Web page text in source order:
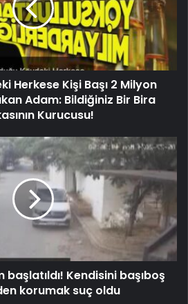
Herkese Kişi Başı 2 Milyon
Adam: Bildiğiniz Bir Bira
Kurucusu!
Kendisini başıboş
korumak suç oldu